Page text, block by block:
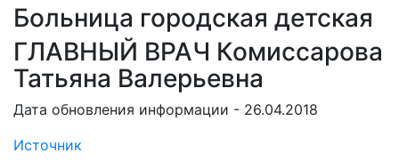
Больница городская детская
ГЛАВНЫЙ ВРАЧ Комиссарова
Татьяна Валерьевна
Дата обновления информации - 26.04.2018
Источник